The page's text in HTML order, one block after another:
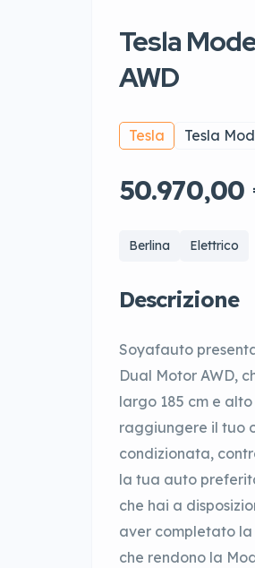
Tesla
AWD
Tesla Tesla
50.970,00
Berlina Elettrico
Descrizione
Soyafauto
Dual Motor AWD,
largo 185 cm e
raggiungere il tuo
condizionata,
la tua auto
che hai a
aver completato
che rendono la